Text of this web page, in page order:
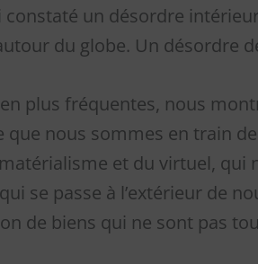
constaté un désordre
du globe. Un désordre
plus fréquentes, nous
nous sommes en train
et du virtuel, qui
se passe à l’extérieur de
de biens qui ne sont pas